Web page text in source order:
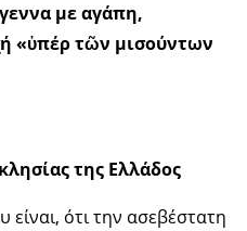
με αγάπη,
«ὑπέρ τῶν μισούντων
της Ελλάδος
είναι, ότι την ασεβέστατη